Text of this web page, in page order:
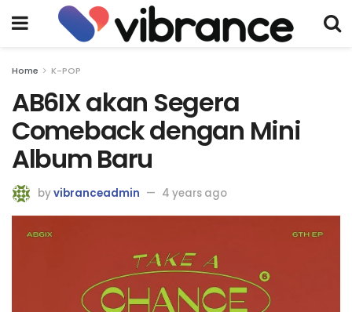
Home K-POP
AB6IX akan Segera
Comeback dengan Mini
Album Baru
byvibranceadmin 4 years ago